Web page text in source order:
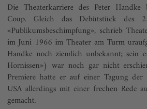
Die Theaterkarriere des Peter
Coup. Gleich das Debütstück des
«Publikumsbeschimpfung», schrieb
im Juni 1966 im Theater am Turm
Handke noch ziemlich unbekannt; sein
Hornissen») war noch gar nicht
Premiere hatte er auf einer Tagung
USA allerdings mit einer frechen Rede
gemacht.